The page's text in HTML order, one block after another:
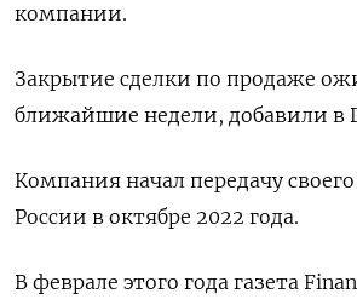
компании.
Закрытие сделки по продаже
ближайшие недели, добавили в
Компания начал передачу
России в октябре 2022 года.
В феврале этого года газета